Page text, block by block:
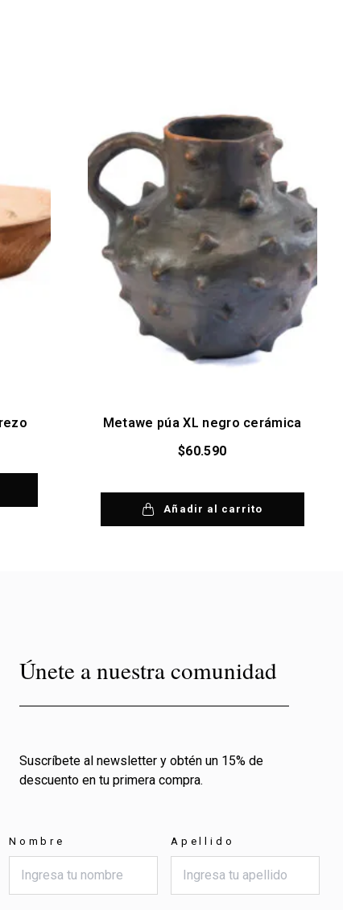
Metawe púa XL negro cerámica
$60.590
Añadir al carrito
Únete a nuestra comunidad
Suscríbete al newsletter y obtén un 15% de
descuento en tu primera compra.
Nombre Apellido